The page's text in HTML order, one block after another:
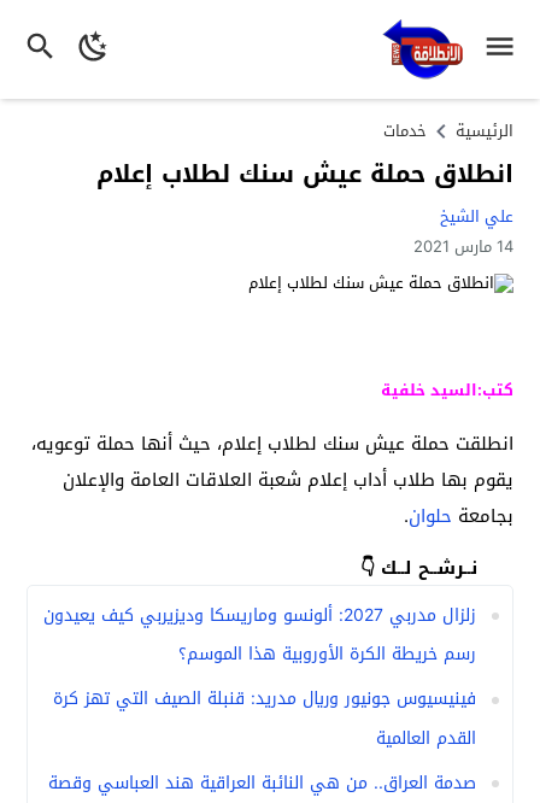
الرئيسية خدمات
انطلاق حملة عيش سنك لطلاب إعلام
علي الشيخ
14 مارس 2021
كتب:السيد خلفية
انطلقت حملة عيش سنك لطلاب إعلام، حيث أنها حملة توعويه،
يقوم بها طلاب أداب إعلام شعبة العلاقات العامة والإعلان
بجامعة حلوان.
نــرشــح لــك 👇
زلزال مدربي 2027: ألونسو وماريسكا وديزيربي كيف يعيدون
رسم خريطة الكرة الأوروبية هذا الموسم؟
فينيسيوس جونيور وريال مدريد: قنبلة الصيف التي تهز كرة
القدم العالمية
صدمة العراق.. من هي النائبة العراقية هند العباسي وقصة